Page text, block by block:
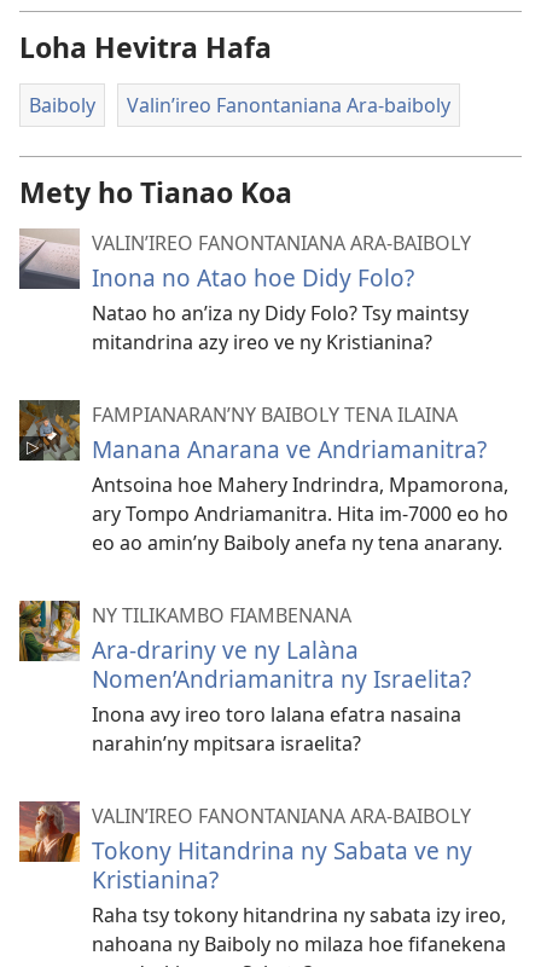
Loha Hevitra Hafa
Baiboly Valin’ireo Fanontaniana Ara-baiboly
Mety ho Tianao Koa
VALIN’IREO FANONTANIANA ARA-BAIBOLY
Inona no Atao hoe Didy Folo?
Natao ho an’iza ny Didy Folo? Tsy maintsy
mitandrina azy ireo ve ny Kristianina?
FAMPIANARAN’NY BAIBOLY TENA ILAINA
Manana Anarana ve Andriamanitra?
Antsoina hoe Mahery Indrindra, Mpamorona,
ary Tompo Andriamanitra. Hita im-7000 eo ho
eo ao amin’ny Baiboly anefa ny tena anarany.
NY TILIKAMBO FIAMBENANA
Ara-drariny ve ny Lalàna
Nomen’Andriamanitra ny Israelita?
Inona avy ireo toro lalana efatra nasaina
narahin’ny mpitsara israelita?
VALIN’IREO FANONTANIANA ARA-BAIBOLY
Tokony Hitandrina ny Sabata ve ny
Kristianina?
Raha tsy tokony hitandrina ny sabata izy ireo,
nahoana ny Baiboly no milaza hoe fifanekena